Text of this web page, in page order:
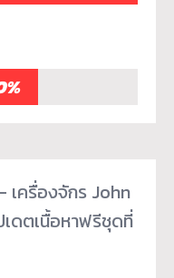
เครื่องจักร John
เดตเนื้อหาฟรีชุดที่